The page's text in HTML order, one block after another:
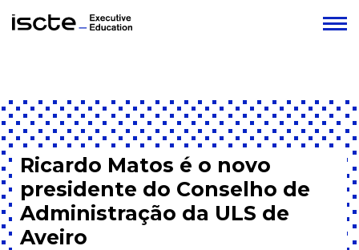
Ricardo Matos é o novo
presidente do Conselho de
Administração da ULS de
Aveiro